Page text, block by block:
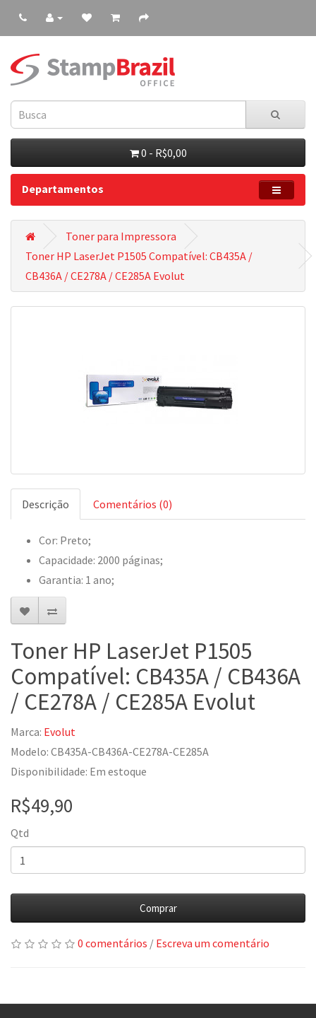
0 - R$0,00
Departamentos
Toner para Impressora
Toner HP LaserJet P1505 Compatível: CB435A /
CB436A / CE278A / CE285A Evolut
Descrição Comentários (0)
Cor: Preto;
Capacidade: 2000 páginas;
Garantia: 1 ano;
Toner HP LaserJet P1505
Compatível: CB435A / CB436A
/ CE278A / CE285A Evolut
Marca: Evolut
Modelo: CB435A-CB436A-CE278A-CE285A
Disponibilidade: Em estoque
R$49,90
Qtd
Comprar
0 comentários / Escreva um comentário